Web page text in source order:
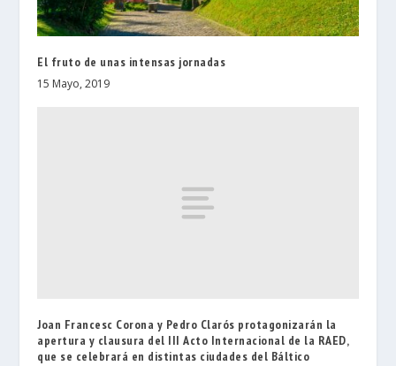
El fruto de unas intensas jornadas
15 Mayo, 2019
Joan Francesc Corona y Pedro Clarós protagonizarán la
apertura y clausura del III Acto Internacional de la RAED,
que se celebrará en distintas ciudades del Báltico